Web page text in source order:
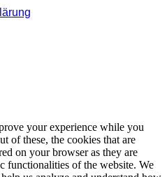
your experience while you
of these, the cookies that are
on your browser as they are
functionalities of the website. We